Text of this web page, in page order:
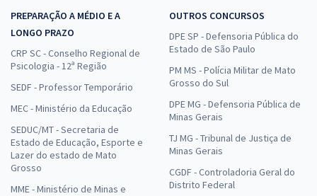
PREPARAÇÃO A MÉDIO E A
LONGO PRAZO
CRP SC - Conselho Regional de
Psicologia - 12ª Região
SEDF - Professor Temporário
MEC - Ministério da Educação
SEDUC/MT - Secretaria de
Estado de Educação, Esporte e
Lazer do estado de Mato
Grosso
MME - Ministério de Minas e
OUTROS CONCURSOS
DPE SP - Defensoria Pública do
Estado de São Paulo
PM MS - Polícia Militar de Mato
Grosso do Sul
DPE MG - Defensoria Pública de
Minas Gerais
TJ MG - Tribunal de Justiça de
Minas Gerais
CGDF - Controladoria Geral do
Distrito Federal